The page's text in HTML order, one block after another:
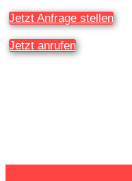
Jetzt Anfrage stellen
Jetzt anrufen